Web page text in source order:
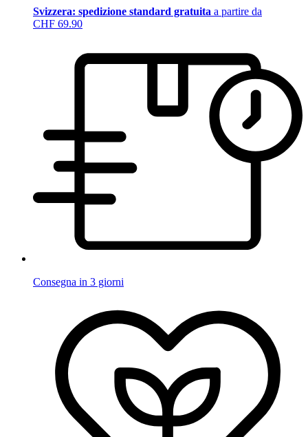
Svizzera: spedizione standard gratuita a partire da
CHF 69.90
Consegna in 3 giorni